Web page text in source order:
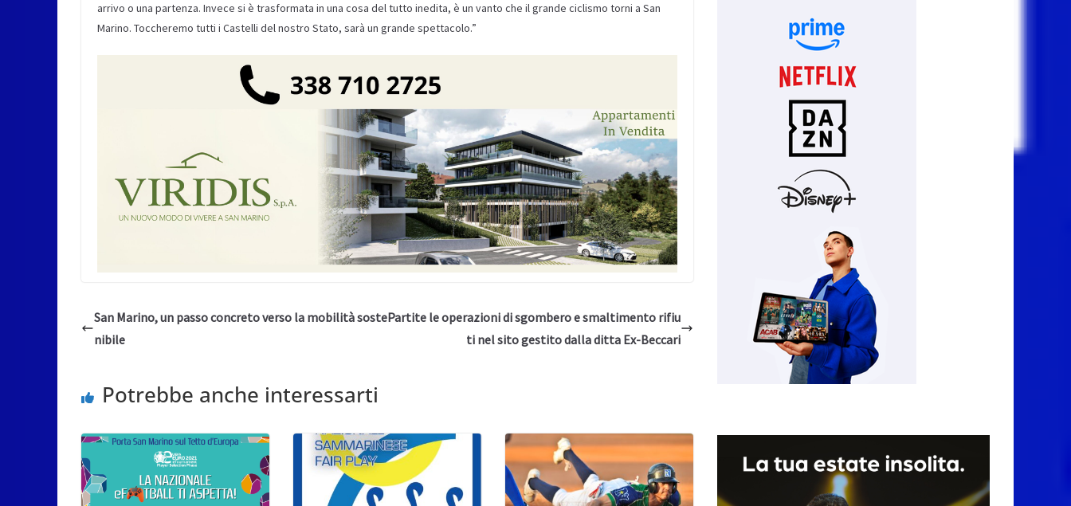
arrivo o una partenza. Invece si è trasformata in una cosa del tutto inedita, è un vanto che il grande ciclismo torni a San
Marino. Toccheremo tutti i Castelli del nostro Stato, sarà un grande spettacolo.”
San Marino, un passo concreto verso la mobilità soste
nibile
Partite le operazioni di sgombero e smaltimento rifiu
ti nel sito gestito dalla ditta Ex-Beccari
Potrebbe anche interessarti